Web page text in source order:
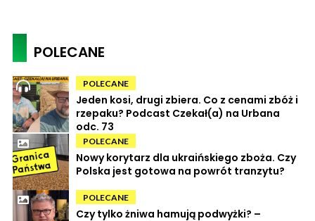
POLECANE
POLECANE
Jeden kosi, drugi zbiera. Co z cenami zbóż i
rzepaku? Podcast Czekał(a) na Urbana
odc. 73
POLECANE
Nowy korytarz dla ukraińskiego zboża. Czy
Polska jest gotowa na powrót tranzytu?
POLECANE
Czy tylko żniwa hamują podwyżki? –